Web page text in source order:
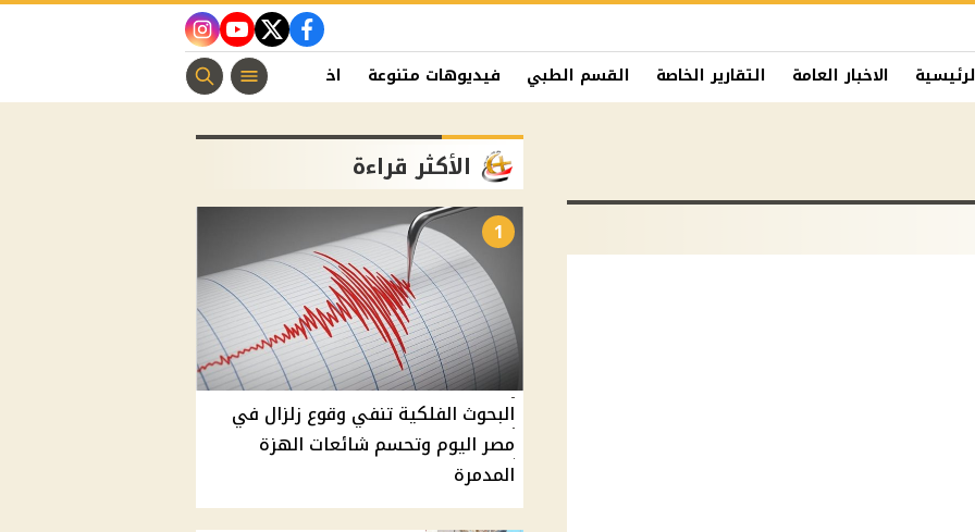
facebook
twitter
youtube
instagram
الاخبار العامة التقارير الخاصة القسم الطبي فيديوهات متنوعة اخبار الفن منوعات مسيحية
الأكثر قراءة
1
البحوث الفلكية تنفي وقوع زلزال في
مصر اليوم وتحسم شائعات الهزة
المدمرة